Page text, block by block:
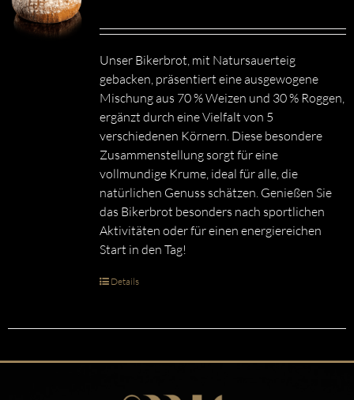
Unser Bikerbrot, mit Natursauerteig
gebacken, präsentiert eine ausgewogene
Mischung aus 70 % Weizen und 30 % Roggen,
ergänzt durch eine Vielfalt von 5
verschiedenen Körnern. Diese besondere
Zusammenstellung sorgt für eine
vollmundige Krume, ideal für alle, die
natürlichen Genuss schätzen. Genießen Sie
das Bikerbrot besonders nach sportlichen
Aktivitäten oder für einen energiereichen
Start in den Tag!
Details